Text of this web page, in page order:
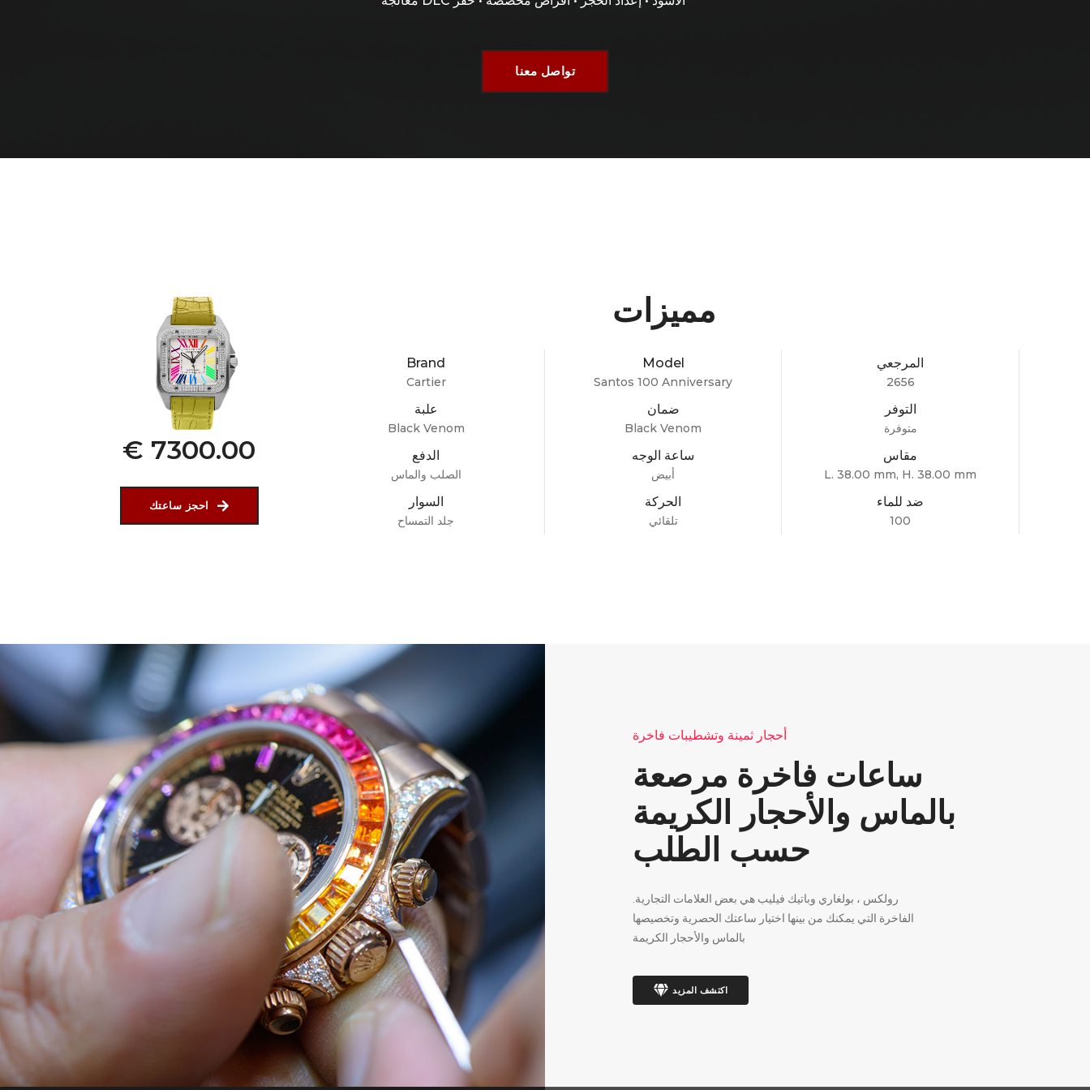
تواصل معنا
€ 7300.00
مميزات
Brand
Cartier
Model
Santos 100 Anniversary
المرجعي
2656
علبة
Black Venom
ضمان
Black Venom
التوفر
متوفرة
الدفع
الصلب والماس
ساعة الوجه
أبيض
مقاس
L. 38.00 mm, H. 38.00 mm
السوار
جلد التمساح
الحركة
تلقائي
ضد للماء
100
أحجار ثمينة وتشطيبات فاخرة
ساعات فاخرة مرصعة
بالماس والأحجار الكريمة
حسب الطلب
الفاخرة التي يمكنك من بينها اختيار ساعتك الحصرية وتخصيصها
بالماس والأحجار الكريمة
اكتشف المزيد